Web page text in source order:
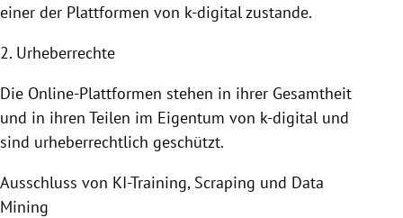
einer der Plattformen von k-digital zustande.
2. Urheberrechte
Die Online-Plattformen stehen in ihrer Gesamtheit
und in ihren Teilen im Eigentum von k-digital und
sind urheberrechtlich geschützt.
Ausschluss von KI-Training, Scraping und Data
Mining